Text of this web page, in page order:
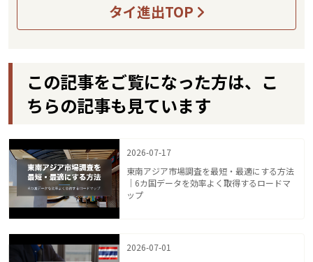
タイ進出TOP
この記事をご覧になった方は、こ
ちらの記事も見ています
2026-07-17
東南アジア市場調査を最短・最適にする方法
｜6カ国データを効率よく取得するロードマ
ップ
2026-07-01